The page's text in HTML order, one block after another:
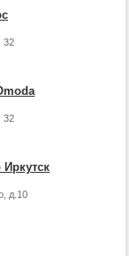
32
32
д.10